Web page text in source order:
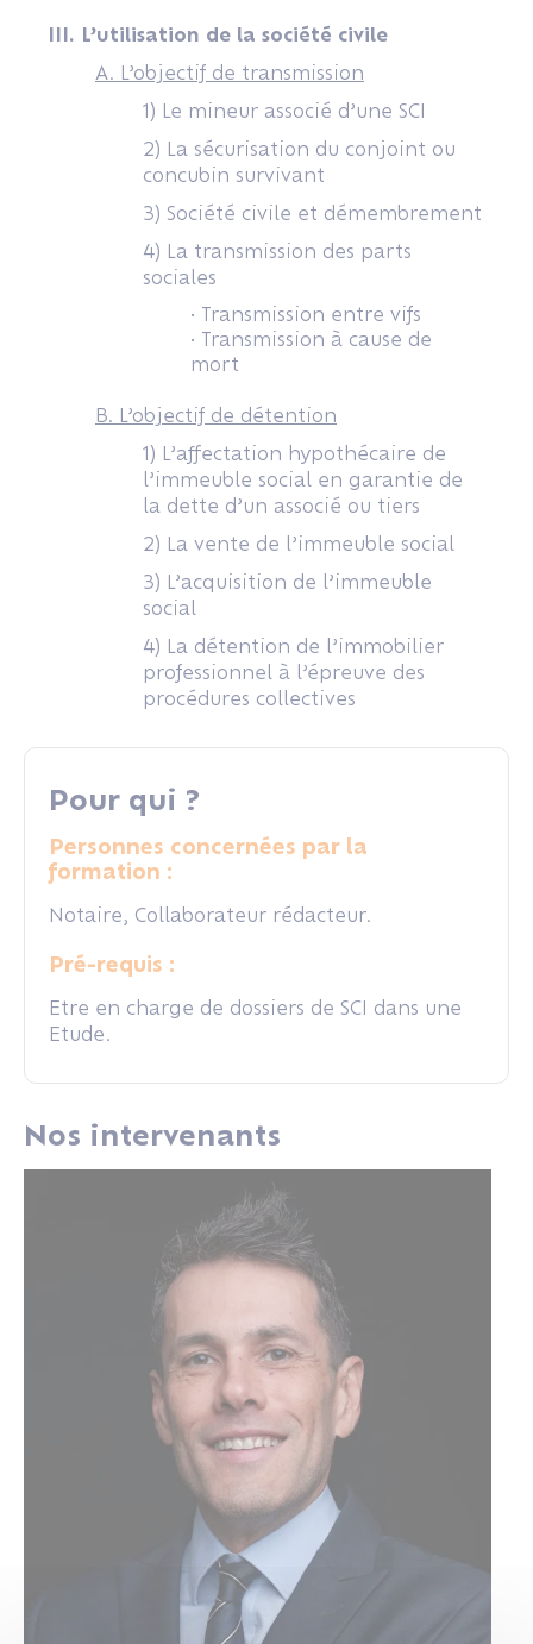
III. L’utilisation de la société civile
A. L’objectif de transmission
1) Le mineur associé d’une SCI
2) La sécurisation du conjoint ou
concubin survivant
3) Société civile et démembrement
4) La transmission des parts
sociales
• Transmission entre vifs
• Transmission à cause de
mort
B. L’objectif de détention
1) L’affectation hypothécaire de
l’immeuble social en garantie de
la dette d’un associé ou tiers
2) La vente de l’immeuble social
3) L’acquisition de l’immeuble
social
4) La détention de l’immobilier
professionnel à l’épreuve des
procédures collectives
Pour qui ?
Personnes concernées par la
formation :
Notaire, Collaborateur rédacteur.
Pré-requis :
Etre en charge de dossiers de SCI dans une
Etude.
Nos intervenants